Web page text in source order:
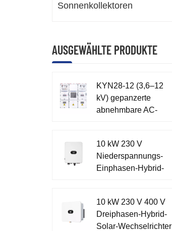
Sonnenkollektoren
AUSGEWÄHLTE PRODUKTE
KYN28-12 (3,6–12
kV) gepanzerte
abnehmbare AC-
10 kW 230 V
Niederspannungs-
Einphasen-Hybrid-
10 kW 230 V 400 V
Dreiphasen-Hybrid-
Solar-Wechselrichter